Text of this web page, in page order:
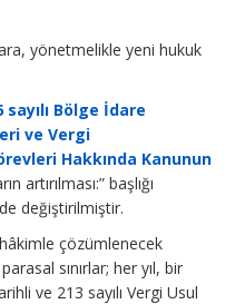
yönetmelikle yeni hukuk
sayılı Bölge İdare
ve Vergi
Hakkında Kanunun
artırılması:” başlığı
değiştirilmiştir.
çözümlenecek
sınırlar; her yıl, bir
ve 213 sayılı Vergi Usul